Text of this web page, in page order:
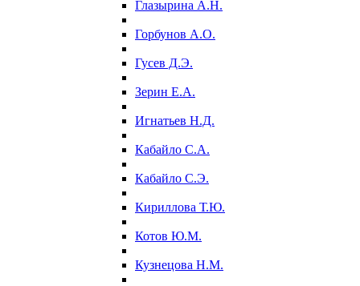
Глазырина А.Н.
Горбунов А.О.
Гусев Д.Э.
Зерин Е.А.
Игнатьев Н.Д.
Кабайло С.А.
Кабайло С.Э.
Кириллова Т.Ю.
Котов Ю.М.
Кузнецова Н.М.